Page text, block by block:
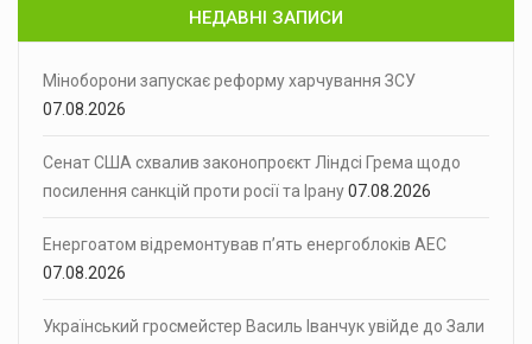
НЕДАВНІ ЗАПИСИ
Міноборони запускає реформу харчування ЗСУ
07.08.2026
Сенат США схвалив законопроєкт Ліндсі Грема щодо
посилення санкцій проти росії та Ірану07.08.2026
Енергоатом відремонтував п’ять енергоблоків АЕС
07.08.2026
Український гросмейстер Василь Іванчук увійде до Зали